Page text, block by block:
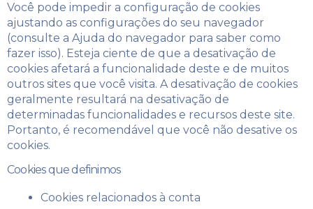
Você pode impedir a configuração de cookies
ajustando as configurações do seu navegador
(consulte a Ajuda do navegador para saber como
fazer isso). Esteja ciente de que a desativação de
cookies afetará a funcionalidade deste e de muitos
outros sites que você visita. A desativação de cookies
geralmente resultará na desativação de
determinadas funcionalidades e recursos deste site.
Portanto, é recomendável que você não desative os
cookies.
Cookies que definimos
Cookies relacionados à conta